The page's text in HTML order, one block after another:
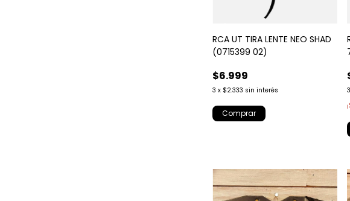
RCA UT TIRA LENTE NEO SHAD
(0715399 02)
$6.999
3 x $2.333 sin interés 3